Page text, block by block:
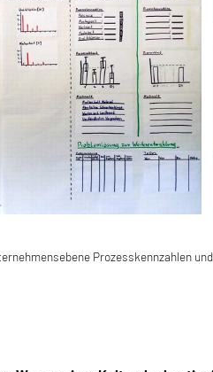
Prozesskennzahlen